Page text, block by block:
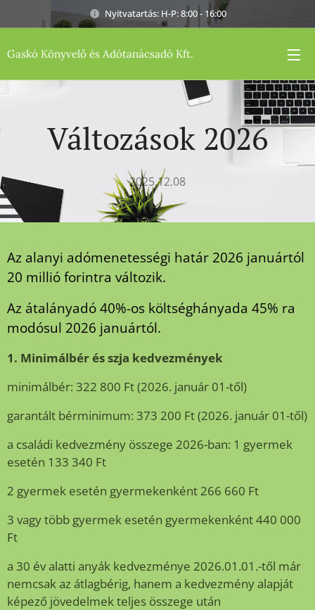
Nyitvatartás: H-P: 8:00 - 16:00
Gaskó Könyvelő és Adótanácsadó Kft.
Változások 2026
2025.12.08
Az alanyi adómenetességi határ 2026 januártól
20 millió forintra változik.
Az átalányadó 40%-os költséghányada 45% ra
modósul 2026 januártól.
1. Minimálbér és szja kedvezmények
minimálbér: 322 800 Ft (2026. január 01-től)
garantált bérminimum: 373 200 Ft (2026. január 01-től)
a családi kedvezmény összege 2026-ban: 1 gyermek
esetén 133 340 Ft
2 gyermek esetén gyermekenként 266 660 Ft
3 vagy több gyermek esetén gyermekenként 440 000
Ft
a 30 év alatti anyák kedvezménye 2026.01.01.-től már
nemcsak az átlagbérig, hanem a kedvezmény alapját
képező jövedelmek teljes összege után